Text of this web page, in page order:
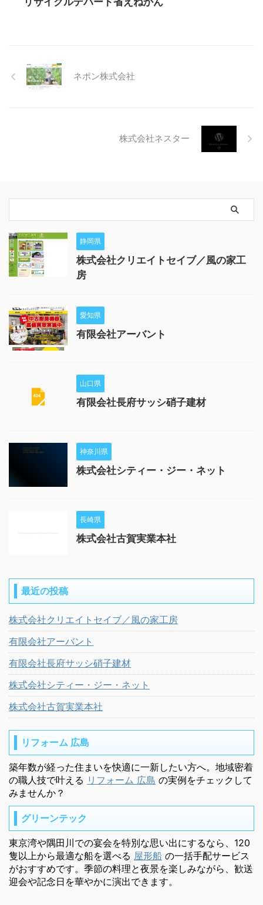
ネポン株式会社
株式会社ネスター
静岡県
株式会社クリエイトセイブ／風の家工
房
愛知県
有限会社アーバント
山口県
有限会社長府サッシ硝子建材
神奈川県
株式会社シティー・ジー・ネット
長崎県
株式会社古賀実業本社
最近の投稿
株式会社クリエイトセイブ／風の家工房
有限会社アーバント
有限会社長府サッシ硝子建材
株式会社シティー・ジー・ネット
株式会社古賀実業本社
リフォーム 広島
築年数が経った住まいを快適に一新したい方へ。地域密着
の職人技で叶える リフォーム 広島 の実例をチェックして
みませんか？
グリーンテック
東京湾や隅田川での宴会を特別な思い出にするなら、120
隻以上から最適な船を選べる 屋形船 の一括手配サービス
がおすすめです。季節の料理と夜景を楽しみながら、歓送
迎会や記念日を華やかに演出できます。